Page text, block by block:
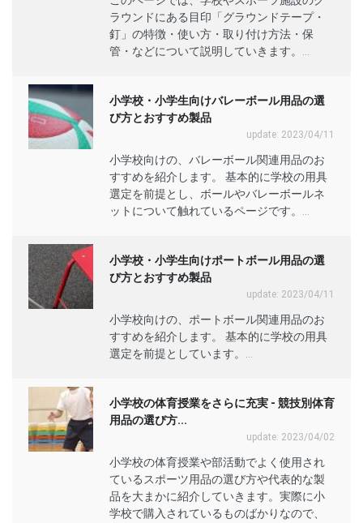
ラウンドにある目印「グラウンドテープ・
釘」の特徴・使い方・取り付け方法・保
管・などについて説明していきます。...
小学校・小学生向けバレーボール用品の選
び方とおすすめ製品
update: 2023/04/11
小学校向けの、バレーボール関連用品のお
すすめを紹介します。 基本的に学校の用具
選定を前提とし、ボールやバレーボールネ
ットについて触れているページです。...
小学校・小学生向けポートボール用品の選
び方とおすすめ製品
update: 2023/04/11
小学校向けの、ポートボール関連用品のお
すすめを紹介します。 基本的に学校の用具
選定を前提としています。...
小学校の体育授業をさらに充実 - 競技別体育
用品の選び方...
update: 2023/04/02
小学校の体育授業や部活動でよく使用され
ているスポーツ用品の選び方や代表的な製
品を大まかに紹介していきます。実際に小
学校で購入されているものばかりなので、